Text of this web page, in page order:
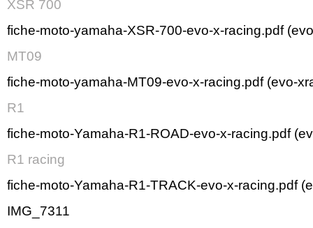
XSR 700
fiche-moto-yamaha-XSR-700-evo-x-racing.pdf
MT09
fiche-moto-yamaha-MT09-evo-x-racing.pdf (evo-
R1
fiche-moto-Yamaha-R1-ROAD-evo-x-racing.pdf
R1 racing
fiche-moto-Yamaha-R1-TRACK-evo-x-racing.pdf
IMG_7311